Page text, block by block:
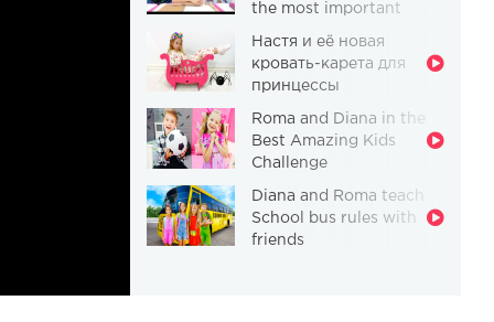
the most important
Настя и её новая
кровать-карета для
принцессы
Roma and Diana in the
Best Amazing Kids
Challenge
Diana and Roma teach
School bus rules with
friends